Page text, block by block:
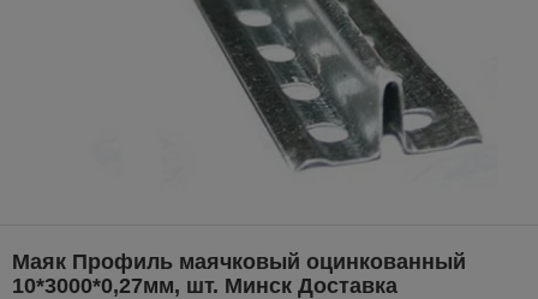
Маяк Профиль маячковый оцинкованный
10*3000*0,27мм, шт. Минск Доставка